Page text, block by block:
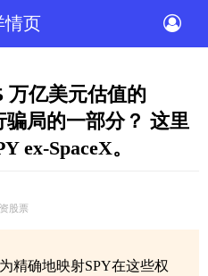
情页
万亿美元估值的
骗局的一部分？ 这里
ex-SpaceX。
股票
精确地映射SPY在这些权